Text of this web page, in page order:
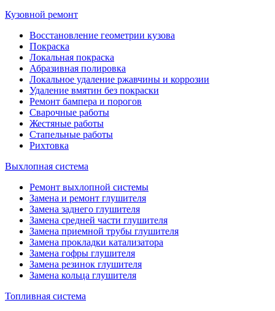
Кузовной ремонт
Восстановление геометрии кузова
Покраска
Локальная покраска
Абразивная полировка
Локальное удаление ржавчины и коррозии
Удаление вмятин без покраски
Ремонт бампера и порогов
Сварочные работы
Жестяные работы
Стапельные работы
Рихтовка
Выхлопная система
Ремонт выхлопной системы
Замена и ремонт глушителя
Замена заднего глушителя
Замена средней части глушителя
Замена приемной трубы глушителя
Замена прокладки катализатора
Замена гофры глушителя
Замена резинок глушителя
Замена кольца глушителя
Топливная система